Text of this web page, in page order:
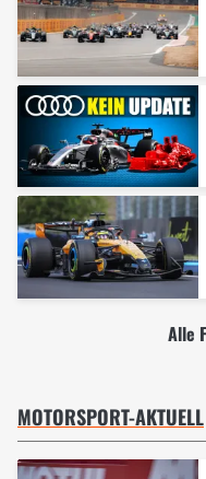
Alle
MOTORSPORT-AKTUELL